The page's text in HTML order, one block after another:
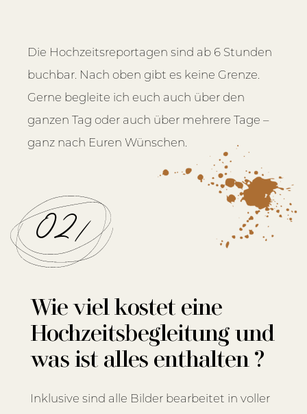
02/
Wie viel kostet eine
Hochzeitsbegleitung und
was ist alles enthalten ?
Inklusive sind alle Bilder bearbeitet in voller
Die Hochzeitsreportagen sind ab 6 Stunden
buchbar. Nach oben gibt es keine Grenze.
Gerne begleite ich euch auch über den
ganzen Tag oder auch über mehrere Tage –
ganz nach Euren Wünschen.